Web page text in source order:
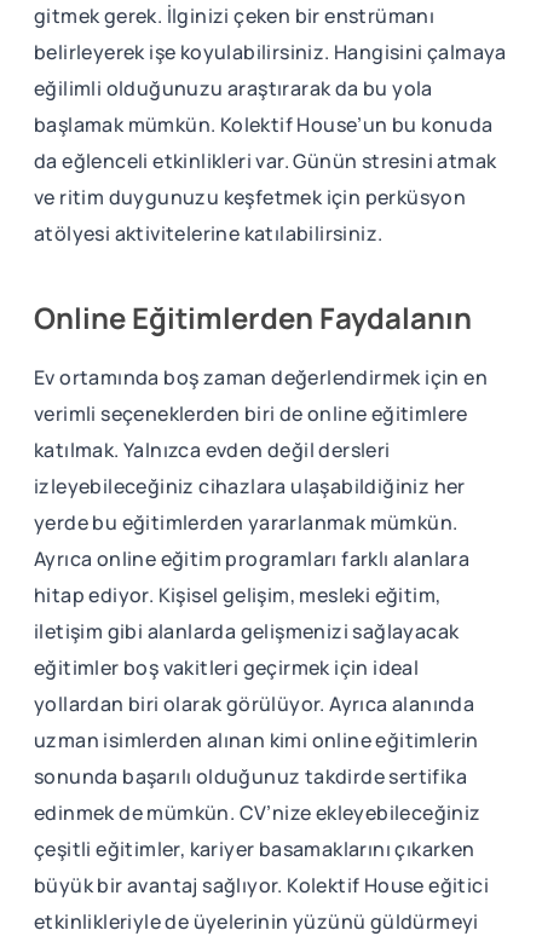
gitmek gerek. İlginizi çeken bir enstrümanı
belirleyerek işe koyulabilirsiniz. Hangisini çalmaya
eğilimli olduğunuzu araştırarak da bu yola
başlamak mümkün. Kolektif House’un bu konuda
da eğlenceli etkinlikleri var. Günün stresini atmak
ve ritim duygunuzu keşfetmek için perküsyon
atölyesi aktivitelerine katılabilirsiniz.
Online Eğitimlerden Faydalanın
Ev ortamında boş zaman değerlendirmek için en
verimli seçeneklerden biri de online eğitimlere
katılmak. Yalnızca evden değil dersleri
izleyebileceğiniz cihazlara ulaşabildiğiniz her
yerde bu eğitimlerden yararlanmak mümkün.
Ayrıca online eğitim programları farklı alanlara
hitap ediyor. Kişisel gelişim, mesleki eğitim,
iletişim gibi alanlarda gelişmenizi sağlayacak
eğitimler boş vakitleri geçirmek için ideal
yollardan biri olarak görülüyor. Ayrıca alanında
uzman isimlerden alınan kimi online eğitimlerin
sonunda başarılı olduğunuz takdirde sertifika
edinmek de mümkün. CV’nize ekleyebileceğiniz
çeşitli eğitimler, kariyer basamaklarını çıkarken
büyük bir avantaj sağlıyor. Kolektif House eğitici
etkinlikleriyle de üyelerinin yüzünü güldürmeyi